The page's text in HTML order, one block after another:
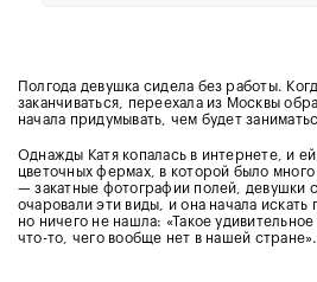
Полгода девушка сидела без работы.
заканчиваться, переехала из Москвы
начала придумывать, чем будет
Однажды Катя копалась в интернете, и ей
цветочных фермах, в которой было
— закатные фотографии полей, девушки
очаровали эти виды, и она начала
но ничего не нашла: «Такое
что-то, чего вообще нет в нашей стране».